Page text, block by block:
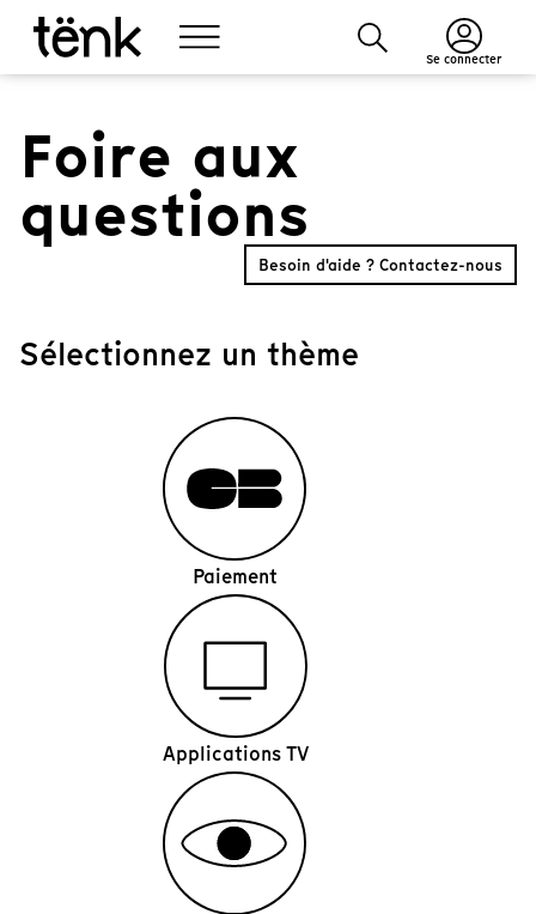
Se connecter
Foire aux
questions
Besoin d'aide ? Contactez-nous
Sélectionnez un thème
Paiement
Applications TV